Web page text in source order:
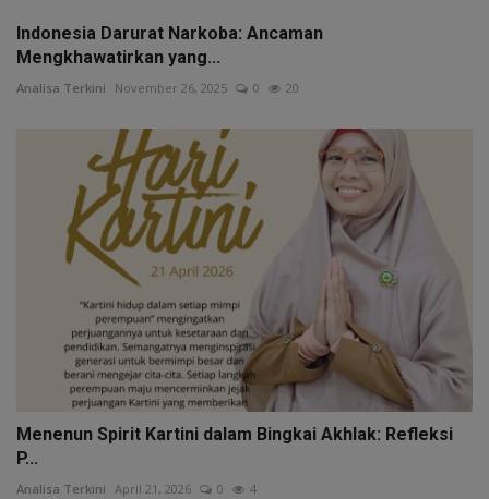
Indonesia Darurat Narkoba: Ancaman
Mengkhawatirkan yang...
Analisa Terkini November 26, 2025 0 20
Menenun Spirit Kartini dalam Bingkai Akhlak: Refleksi
P...
Analisa Terkini April 21, 2026 0 4